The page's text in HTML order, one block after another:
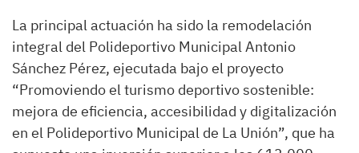
La principal actuación ha sido la remodelación
integral del Polideportivo Municipal Antonio
Sánchez Pérez, ejecutada bajo el proyecto
“Promoviendo el turismo deportivo sostenible:
mejora de eficiencia, accesibilidad y digitalización
en el Polideportivo Municipal de La Unión”, que ha